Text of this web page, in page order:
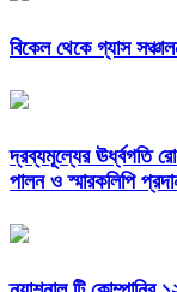
বিকেল থেকে গ্যাস
দ্রব্যমূল্যের ঊর্ধ্বগতি
পালন ও স্মারকলিপি